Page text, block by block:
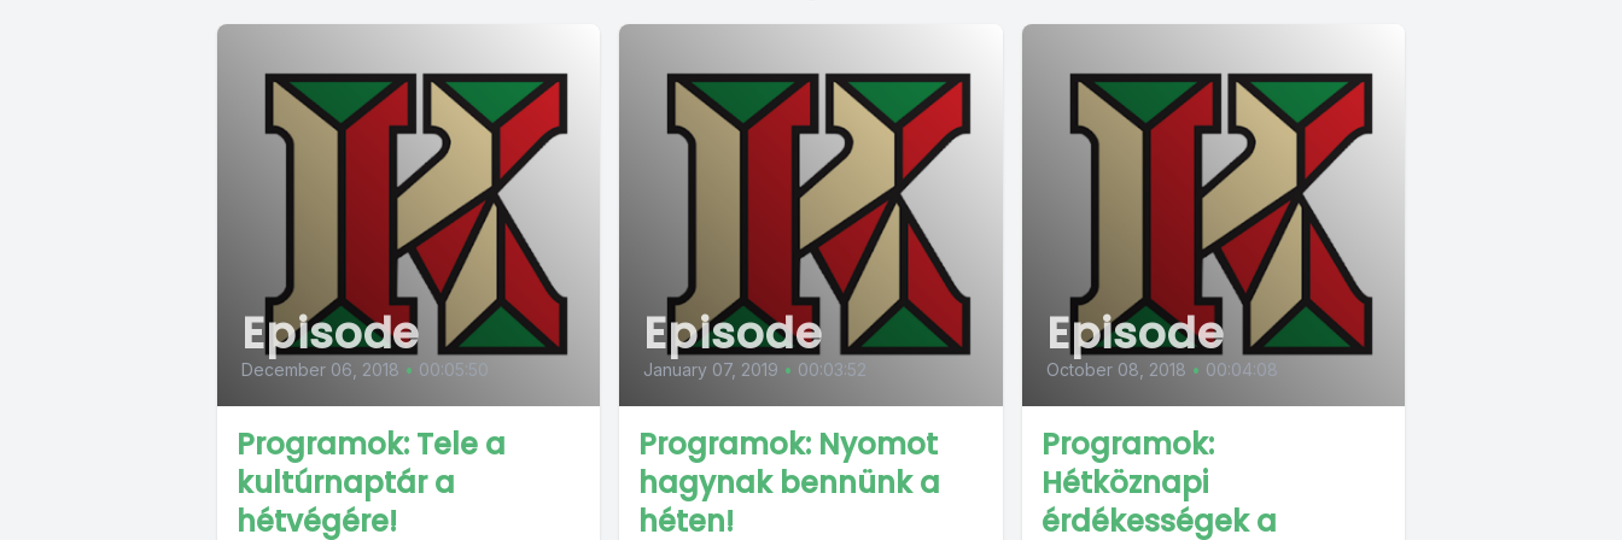
Episode
December 06, 2018 • 00:05:50
Programok: Tele a
kultúrnaptár a
hétvégére!
Episode
January 07, 2019 • 00:03:52
Programok: Nyomot
hagynak bennünk a
héten!
Episode
October 08, 2018 • 00:04:08
Programok:
Hétköznapi
érdékességek a